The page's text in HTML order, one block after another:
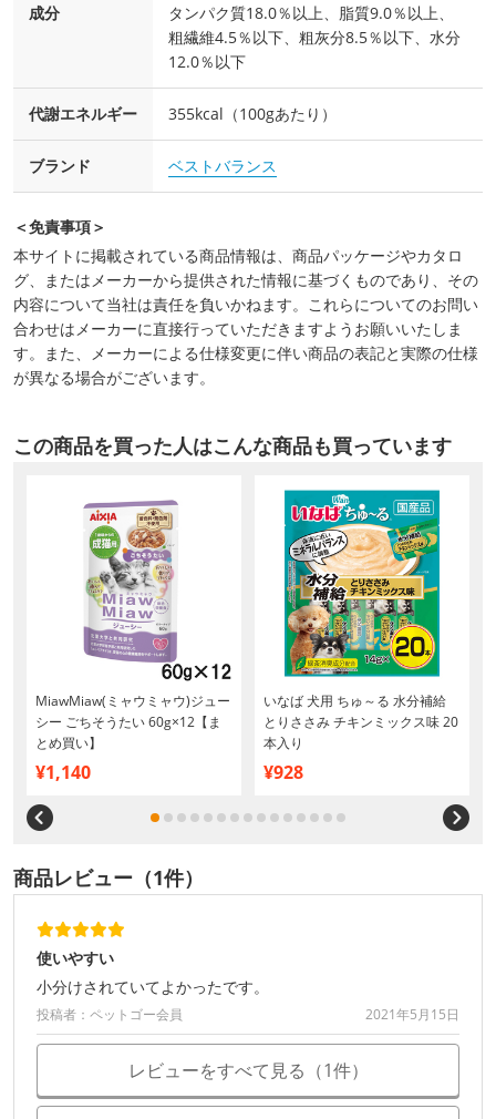
成分
タンパク質18.0％以上、脂質9.0％以上、
粗繊維4.5％以下、粗灰分8.5％以下、水分
12.0％以下
代謝エネルギー 355kcal（100gあたり）
ブランド ベストバランス
＜免責事項＞
本サイトに掲載されている商品情報は、商品パッケージやカタロ
グ、またはメーカーから提供された情報に基づくものであり、その
内容について当社は責任を負いかねます。これらについてのお問い
合わせはメーカーに直接行っていただきますようお願いいたしま
す。また、メーカーによる仕様変更に伴い商品の表記と実際の仕様
が異なる場合がございます。
この商品を買った人はこんな商品も買っています
MiawMiaw(ミャウミャウ)ジュー
シー ごちそうたい 60g×12【ま
とめ買い】
¥1,140
いなば 犬用 ちゅ～る 水分補給
とりささみ チキンミックス味 20
本入り
¥928
商品レビュー（1件）
使いやすい
小分けされていてよかったです。
投稿者：ペットゴー会員 2021年5月15日
レビューをすべて見る（1件）